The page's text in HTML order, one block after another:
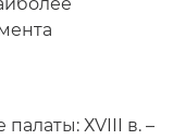
ХVIII в. –